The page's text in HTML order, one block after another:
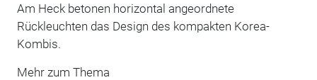
Am Heck betonen horizontal angeordnete
Rückleuchten das Design des kompakten Korea-
Kombis.
Mehr zum Thema